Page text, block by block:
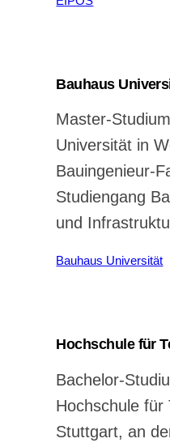
Bauhaus
Master-
Universität in
Bauingenieur-
Studiengang
und
Bauhaus Universität
Hochschule für
Bachelor-
Hochschule für
Stuttgart, an